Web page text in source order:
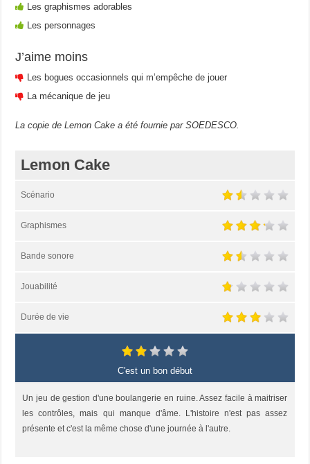
Les graphismes adorables
Les personnages
J’aime moins
Les bogues occasionnels qui m’empêche de jouer
La mécanique de jeu
La copie de Lemon Cake a été fournie par SOEDESCO.
Lemon Cake
Scénario
Graphismes
Bande sonore
Jouabilité
Durée de vie
C'est un bon début
Un jeu de gestion d'une boulangerie en ruine. Assez facile à maitriser
les contrôles, mais qui manque d'âme. L'histoire n'est pas assez
présente et c'est la même chose d'une journée à l'autre.